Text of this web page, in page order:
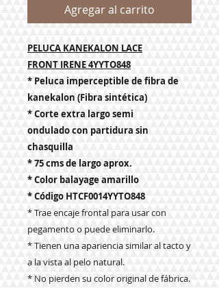
Agregar al carrito
PELUCA KANEKALON LACE
FRONT IRENE 4YYTO848
* Peluca imperceptible de fibra de
kanekalon (Fibra sintética)
* Corte extra largo semi
ondulado con partidura sin
chasquilla
* 75 cms de largo aprox.
* Color balayage amarillo
* Código HTCF0014YYTO848
* Trae encaje frontal para usar con
pegamento o puede eliminarlo.
* Tienen una apariencia similar al tacto y
a la vista al pelo natural.
* No pierden su color original de fábrica.